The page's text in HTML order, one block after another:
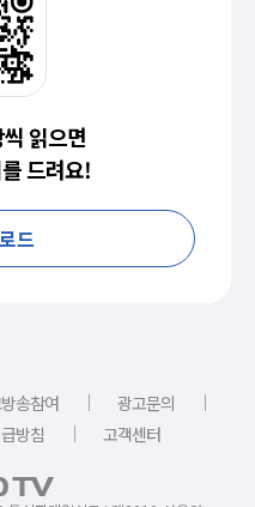
읽으면
드려요!
드
송참여 ｜ 광고문의
｜
방침 ｜ 고객센터